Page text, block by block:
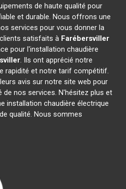
de haute qualité pour
et durable. Nous offrons une
services pour vous donner la
satisfaits à Farébersviller
pour l'installation chaudière
. Ils ont apprécié notre
rapidité et notre tarif compétitif.
avis sur notre site web pour
de nos services. N'hésitez plus et
installation chaudière électrique
qualité. Nous sommes